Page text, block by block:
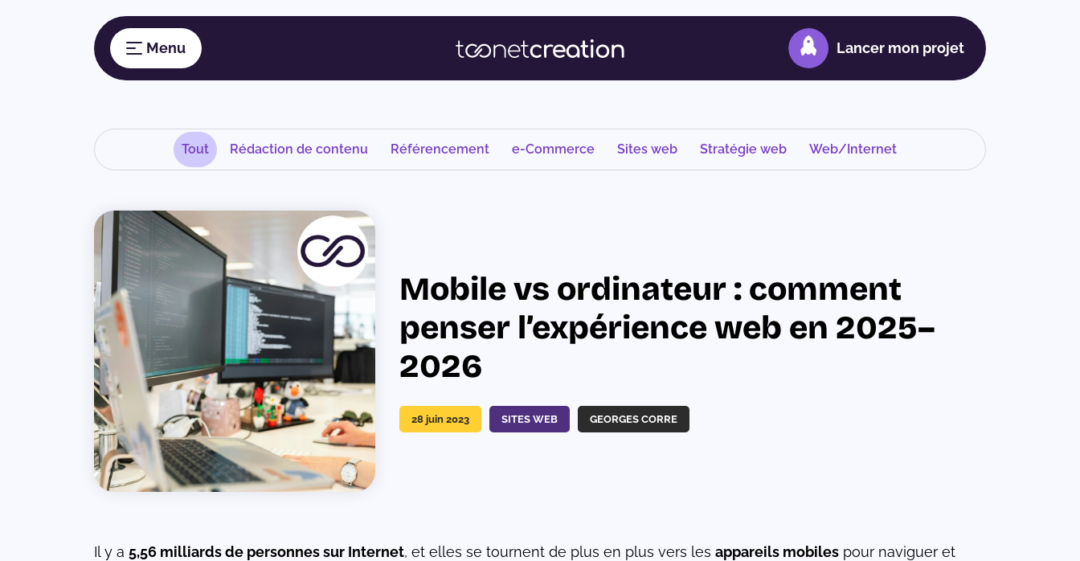
Lancer mon projet
Tout Rédaction de contenu Référencement e-Commerce Sites web Stratégie web Web/Internet
Mobile vs ordinateur : comment
penser l’expérience web en 2025–
2026
GEORGES CORRE
SITES WEB
28 juin 2023
Il y a 5,56 milliards de personnes sur Internet, et elles se tournent de plus en plus vers les appareils mobiles pour naviguer et